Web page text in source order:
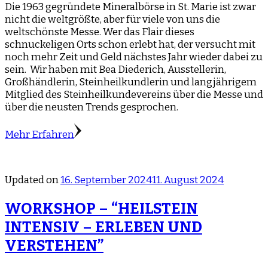
Die 1963 gegründete Mineralbörse in St. Marie ist zwar
nicht die weltgrößte, aber für viele von uns die
weltschönste Messe. Wer das Flair dieses
schnuckeligen Orts schon erlebt hat, der versucht mit
noch mehr Zeit und Geld nächstes Jahr wieder dabei zu
sein. Wir haben mit Bea Diederich, Ausstellerin,
Großhändlerin, Steinheilkundlerin und langjährigem
Mitglied des Steinheilkundevereins über die Messe und
über die neusten Trends gesprochen.
Mehr Erfahren
Updated on16. September 202411. August 2024
WORKSHOP – “HEILSTEIN
INTENSIV – ERLEBEN UND
VERSTEHEN”